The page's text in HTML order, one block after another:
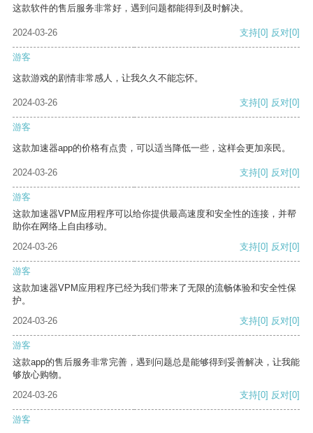
这款软件的售后服务非常好，遇到问题都能得到及时解决。
2024-03-26 支持[0] 反对[0]
游客
这款游戏的剧情非常感人，让我久久不能忘怀。
2024-03-26 支持[0] 反对[0]
游客
这款加速器app的价格有点贵，可以适当降低一些，这样会更加亲民。
2024-03-26 支持[0] 反对[0]
游客
这款加速器VPM应用程序可以给你提供最高速度和安全性的连接，并帮
助你在网络上自由移动。
2024-03-26
支持[0] 反对[0]
游客
这款加速器VPM应用程序已经为我们带来了无限的流畅体验和安全性保
护。
2024-03-26
支持[0] 反对[0]
游客
这款app的售后服务非常完善，遇到问题总是能够得到妥善解决，让我能
够放心购物。
2024-03-26
支持[0] 反对[0]
游客